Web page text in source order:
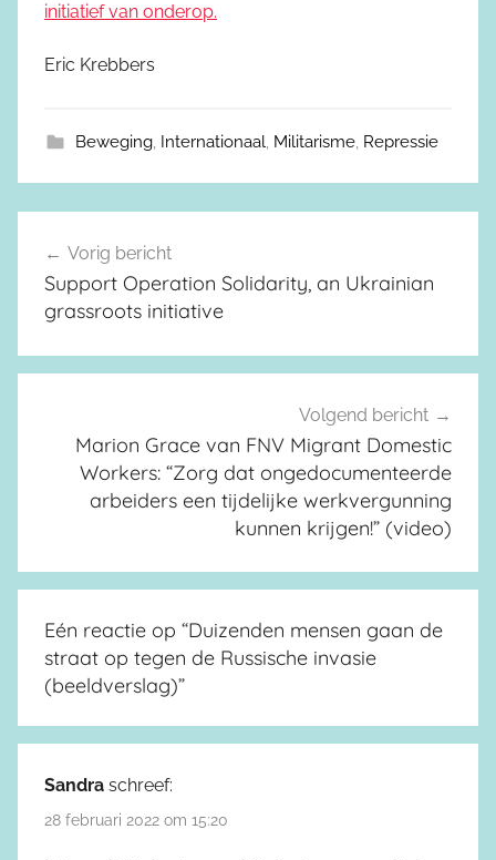
initiatief van onderop.
Eric Krebbers
Beweging, Internationaal, Militarisme, Repressie
Berichtnavigatie
Vorig bericht
Support Operation Solidarity, an Ukrainian
grassroots initiative
Volgend bericht
Marion Grace van FNV Migrant Domestic
Workers: “Zorg dat ongedocumenteerde
arbeiders een tijdelijke werkvergunning
kunnen krijgen!” (video)
Eén reactie op “Duizenden mensen gaan de
straat op tegen de Russische invasie
(beeldverslag)”
Sandra schreef:
28 februari 2022 om 15:20